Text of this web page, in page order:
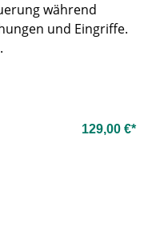
während
und Eingriffe.
129,00 €*